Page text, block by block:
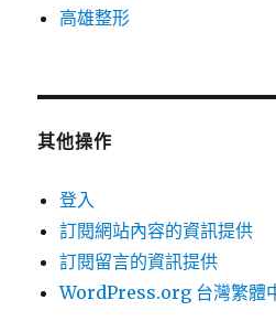
高雄整形
其他操作
登入
訂閱網站內容的資訊提供
訂閱留言的資訊提供
WordPress.org 台灣繁體